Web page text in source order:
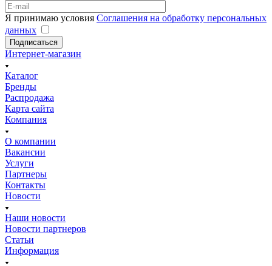
Я принимаю условия Соглашения на обработку персональных
данных
Подписаться
Интернет-магазин
Каталог
Бренды
Распродажа
Карта сайта
Компания
О компании
Вакансии
Услуги
Партнеры
Контакты
Новости
Наши новости
Новости партнеров
Статьи
Информация